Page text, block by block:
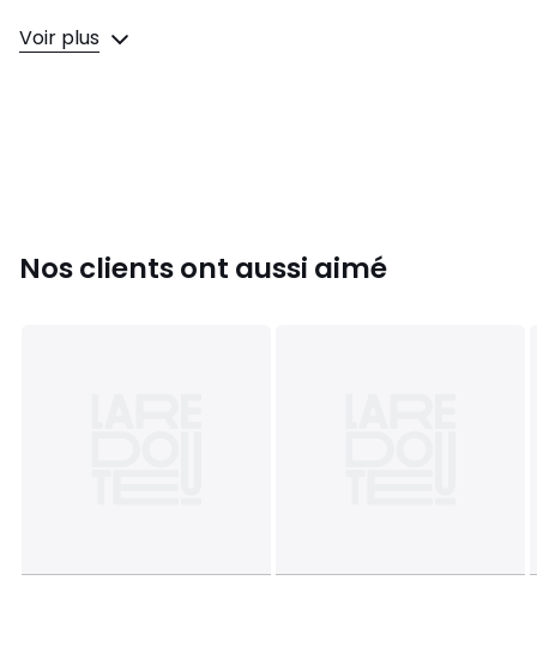
Composition et Entretien
• 100% polyester
Voir plus
Nos clients ont aussi aimé